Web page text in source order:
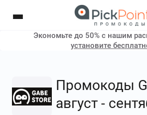
Экономьте до 50% с нашим
установите
Промокоды
август -